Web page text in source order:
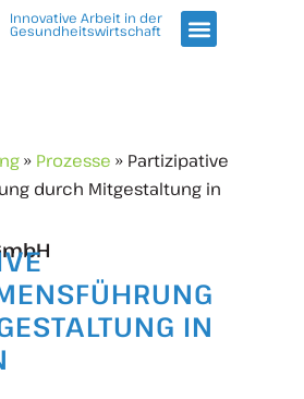
Innovative Arbeit in der
Gesundheitswirtschaft
» Prozesse » Partizipative
durch Mitgestaltung in
IN